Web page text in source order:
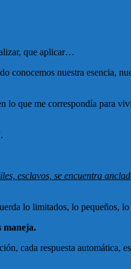
que aplicar…
nuestra esencia,
lo que me correspondía para
esclavos, se encuentra
lo limitados, lo pequeños,
maneja.
cada respuesta automática,